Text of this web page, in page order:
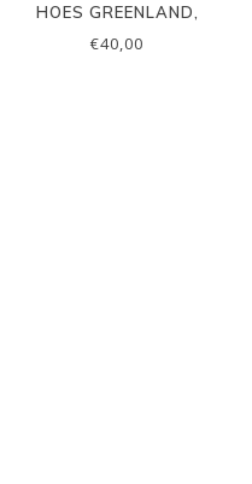
HOES GREENLAND,
NEOPREEN
€40,00